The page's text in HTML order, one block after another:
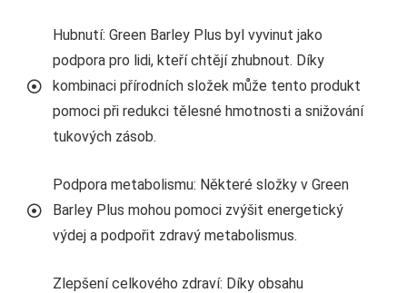
Hubnutí: Green Barley Plus byl vyvinut jako
podpora pro lidi, kteří chtějí zhubnout. Díky
kombinaci přírodních složek může tento produkt
pomoci při redukci tělesné hmotnosti a snižování
tukových zásob.
Podpora metabolismu: Některé složky v Green
Barley Plus mohou pomoci zvýšit energetický
výdej a podpořit zdravý metabolismus.
Zlepšení celkového zdraví: Díky obsahu